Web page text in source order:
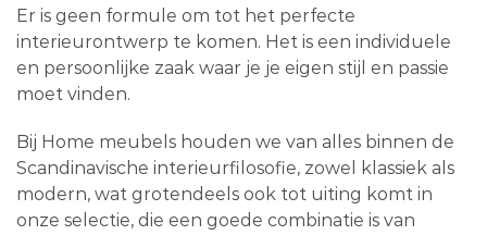
Er is geen formule om tot het perfecte
interieurontwerp te komen. Het is een individuele
en persoonlijke zaak waar je je eigen stijl en passie
moet vinden.
Bij Home meubels houden we van alles binnen de
Scandinavische interieurfilosofie, zowel klassiek als
modern, wat grotendeels ook tot uiting komt in
onze selectie, die een goede combinatie is van